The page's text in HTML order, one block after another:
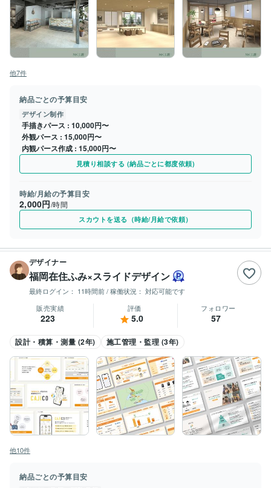
他7件
納品ごとの予算目安
デザイン制作
手描きパース
10,000円〜
外観パース
15,000円〜
内観パース作成 15,000円〜
見積り相談する (納品ごとに都度依頼)
時給/月給の予算目安
2,000円/時間
スカウトを送る（時給/月給で依頼）
デザイナー
福岡在住ふみ×スライドデザイン
最終ログイン： 11時間前/ 稼働状況： 対応可能です
販売実績
223
評価
5.0
フォロワー
57
設計・積算・測量 (2年) 施工管理・監理 (3年)
他10件
納品ごとの予算目安